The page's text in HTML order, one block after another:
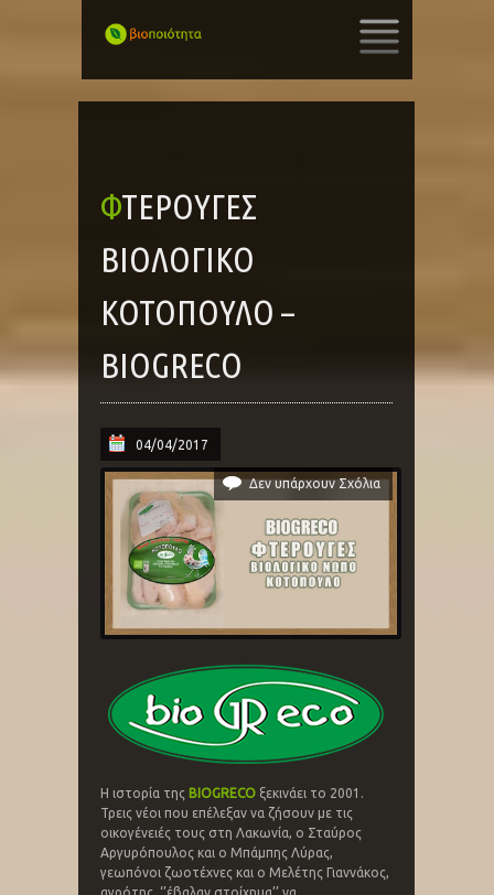
TO
ΦΤΕΡΟΎΓΕΣ
ΒΙΟΛΟΓΙΚΌ
ΚΟΤΌΠΟΥΛΟ –
BIOGRECO
04/04/2017
Δεν υπάρχουν Σχόλια
Η ιστορία της BIOGRECO ξεκινάει το 2001.
Τρεις νέοι που επέλεξαν να ζήσουν με τις
οικογένειές τους στη Λακωνία, ο Σταύρος
Αργυρόπουλος και ο Μπάμπης Λύρας,
γεωπόνοι ζωοτέχνες και ο Μελέτης Γιαννάκος,